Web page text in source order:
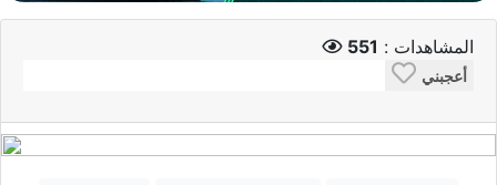
المشاهدات : 551
أعجبني